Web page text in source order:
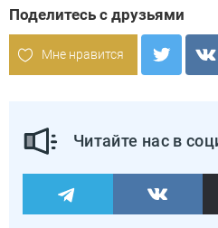
Поделитесь с друзьями
Мне нравится
Читайте нас в